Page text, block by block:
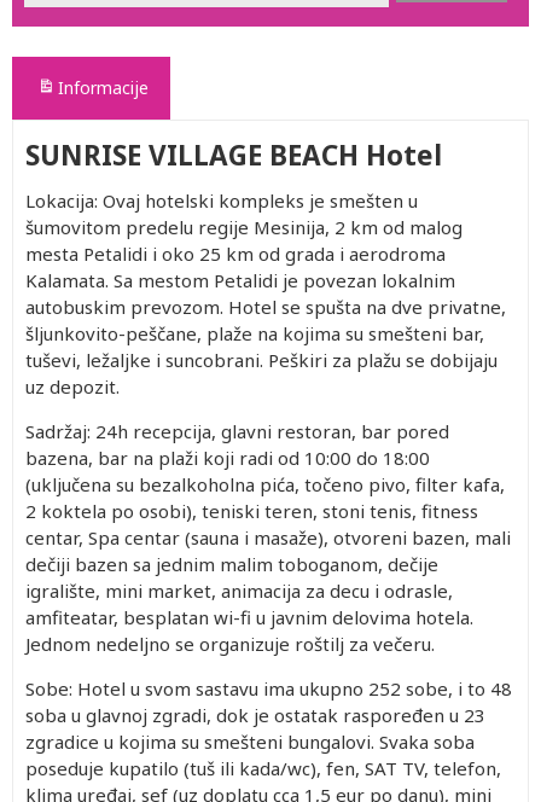
Informacije
SUNRISE VILLAGE BEACH Hotel
Lokacija: Ovaj hotelski kompleks je smešten u
šumovitom predelu regije Mesinija, 2 km od malog
mesta Petalidi i oko 25 km od grada i aerodroma
Kalamata. Sa mestom Petalidi je povezan lokalnim
autobuskim prevozom. Hotel se spušta na dve privatne,
šljunkovito-peščane, plaže na kojima su smešteni bar,
tuševi, ležaljke i suncobrani. Peškiri za plažu se dobijaju
uz depozit.
Sadržaj: 24h recepcija, glavni restoran, bar pored
bazena, bar na plaži koji radi od 10:00 do 18:00
(uključena su bezalkoholna pića, točeno pivo, filter kafa,
2 koktela po osobi), teniski teren, stoni tenis, fitness
centar, Spa centar (sauna i masaže), otvoreni bazen, mali
dečiji bazen sa jednim malim toboganom, dečije
igralište, mini market, animacija za decu i odrasle,
amfiteatar, besplatan wi-fi u javnim delovima hotela.
Jednom nedeljno se organizuje roštilj za večeru.
Sobe: Hotel u svom sastavu ima ukupno 252 sobe, i to 48
soba u glavnoj zgradi, dok je ostatak raspoređen u 23
zgradice u kojima su smešteni bungalovi. Svaka soba
poseduje kupatilo (tuš ili kada/wc), fen, SAT TV, telefon,
klima uređaj, sef (uz doplatu cca 1,5 eur po danu), mini